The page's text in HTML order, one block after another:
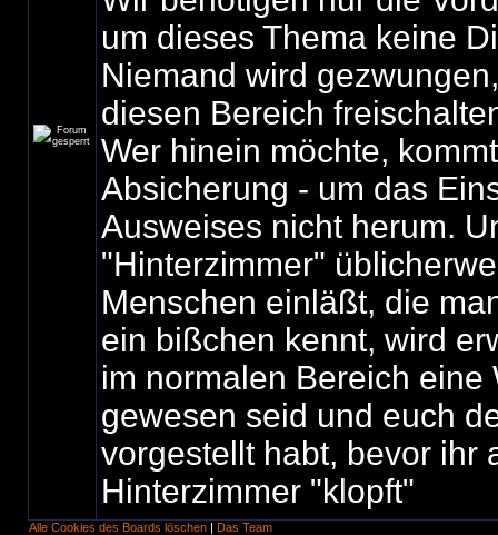
um dieses Thema keine
Niemand wird
diesen Bereich
Wer hinein möchte,
Absicherung - um das
Ausweises nicht herum.
"Hinterzimmer"
Menschen einläßt, die
ein bißchen kennt, wird
im normalen Bereich eine
gewesen seid und euch
vorgestellt habt, bevor ihr
Hinterzimmer "klopft"
Alle Cookies des Boards löschen | Das Team